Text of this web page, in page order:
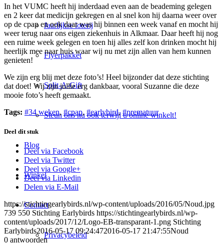
Jaarlijkse loterij
Flyerpakket
Split-A-Gift
Steun ons nu ook terwijl u online winkelt!
Blog
Winkel
Contact
Privacybeleid
In het VUMC heeft hij inderdaad even aan de beademing gelegen
en 2 keer dat medicijn gekregen en al snel kon hij daarna weer over
op de cpap en ook daar was hij binnen een week vanaf en mocht hij
weer terug naar ons eigen ziekenhuis in Alkmaar. Daar heeft hij nog
een ruime week gelegen en toen hij alles zelf kon drinken mocht hij
heerlijk mee naar huis waar wij nu met zijn allen van hem kunnen
genieten!
We zijn erg blij met deze foto’s! Heel bijzonder dat deze stichting
dat doet! Wij zijn jullie erg dankbaar, vooral Suzanne die deze
mooie foto’s heeft gemaakt.
Tags: #34 weken, #cpap, #earlybird, #prematuur
Deel dit stuk
Deel via Facebook
Deel via Twitter
Deel via Google+
Deel via Linkedin
Delen via E-Mail
https://stichtingearlybirds.nl/wp-content/uploads/2016/05/Noud.jpg
739 550 Stichting Earlybirds https://stichtingearlybirds.nl/wp-
content/uploads/2017/12/Logo-EB-transparant-1.png Stichting
Earlybirds2016-05-17 09:24:472016-05-17 21:47:55Noud
0 antwoorden